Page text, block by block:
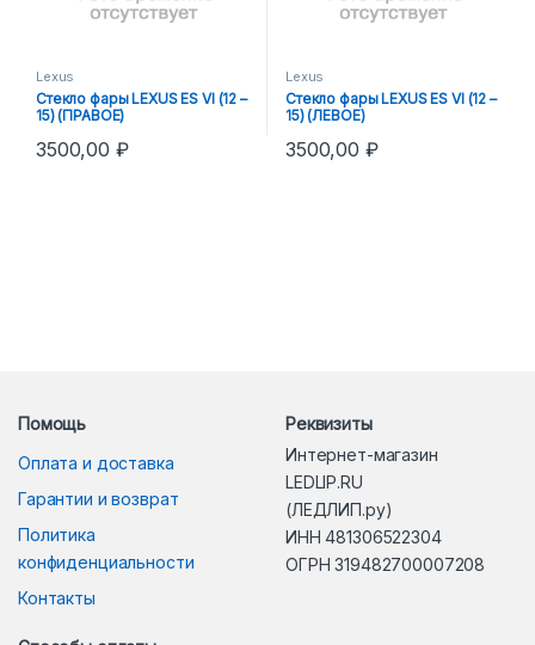
Lexus
Стекло фары LEXUS ES VI (12 –
15) (ПРАВОЕ)
3500,00 ₽
Lexus
Стекло фары LEXUS ES VI (12 –
15) (ЛЕВОЕ)
3500,00 ₽
Помощь
Оплата и доставка
Гарантии и возврат
Политика
конфиденциальности
Контакты
Реквизиты
Интернет-магазин
LEDLIP.RU
(ЛЕДЛИП.ру)
ИНН 481306522304
ОГРН 319482700007208